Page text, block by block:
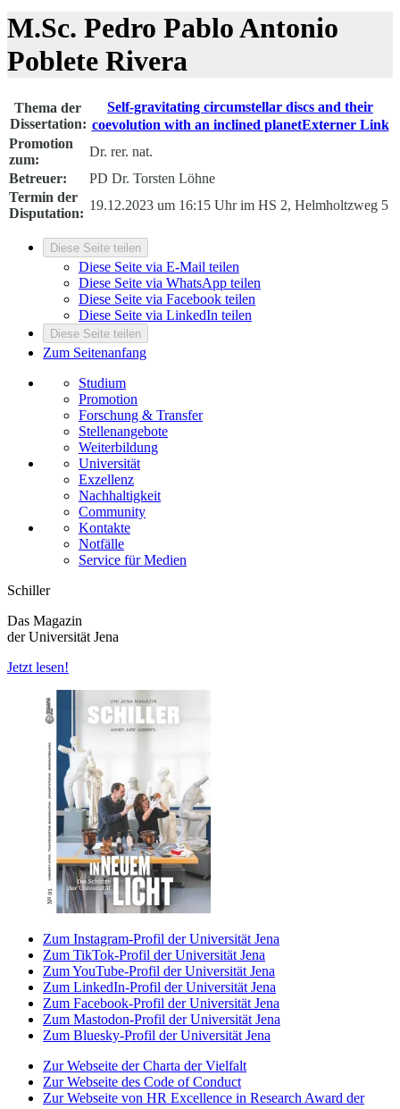
M.Sc. Pedro Pablo Antonio
Poblete Rivera
Thema der
Dissertation:
Self-gravitating circumstellar discs and their
coevolution with an inclined planetExterner Link
Promotion
zum:
Dr. rer. nat.
Betreuer:
PD Dr. Torsten Löhne
Termin der
Disputation:
19.12.2023 um 16:15 Uhr im HS 2, Helmholtzweg 5
Diese Seite teilen
Diese Seite via E-Mail teilen
Diese Seite via WhatsApp teilen
Diese Seite via Facebook teilen
Diese Seite via LinkedIn teilen
Diese Seite teilen
Zum Seitenanfang
Studium
Promotion
Forschung & Transfer
Stellenangebote
Weiterbildung
Universität
Exzellenz
Nachhaltigkeit
Community
Kontakte
Notfälle
Service für Medien
Schiller
Das Magazin
der Universität Jena
Jetzt lesen!
Zum Instagram-Profil der Universität Jena
Zum TikTok-Profil der Universität Jena
Zum YouTube-Profil der Universität Jena
Zum LinkedIn-Profil der Universität Jena
Zum Facebook-Profil der Universität Jena
Zum Mastodon-Profil der Universität Jena
Zum Bluesky-Profil der Universität Jena
Zur Webseite der Charta der Vielfalt
Zur Webseite des Code of Conduct
Zur Webseite von HR Excellence in Research Award der